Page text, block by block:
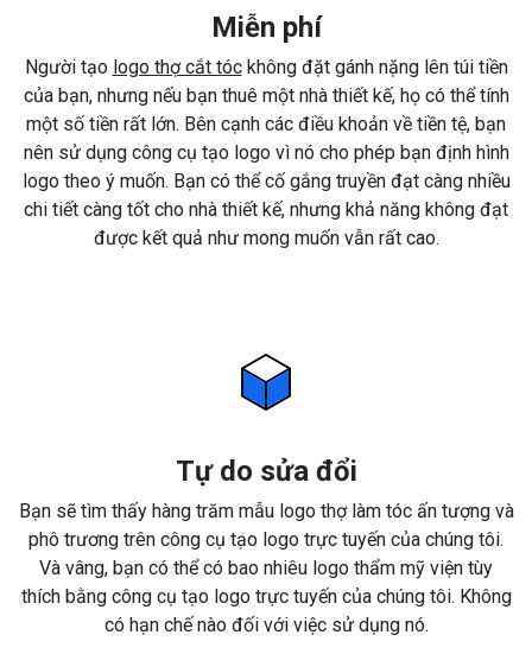
Miễn phí
Người tạo logo thợ cắt tóckhông đặt gánh nặng lên túi tiền
của bạn, nhưng nếu bạn thuê một nhà thiết kế, họ có thể tính
một số tiền rất lớn. Bên cạnh các điều khoản về tiền tệ, bạn
nên sử dụng công cụ tạo logo vì nó cho phép bạn định hình
logo theo ý muốn. Bạn có thể cố gắng truyền đạt càng nhiều
chi tiết càng tốt cho nhà thiết kế, nhưng khả năng không đạt
được kết quả như mong muốn vẫn rất cao.
Tự do sửa đổi
Bạn sẽ tìm thấy hàng trăm mẫu logo thợ làm tóc ấn tượng và
phô trương trên công cụ tạo logo trực tuyến của chúng tôi.
Và vâng, bạn có thể có bao nhiêu logo thẩm mỹ viện tùy
thích bằng công cụ tạo logo trực tuyến của chúng tôi. Không
có hạn chế nào đối với việc sử dụng nó.